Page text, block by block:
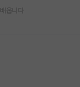
웁니다